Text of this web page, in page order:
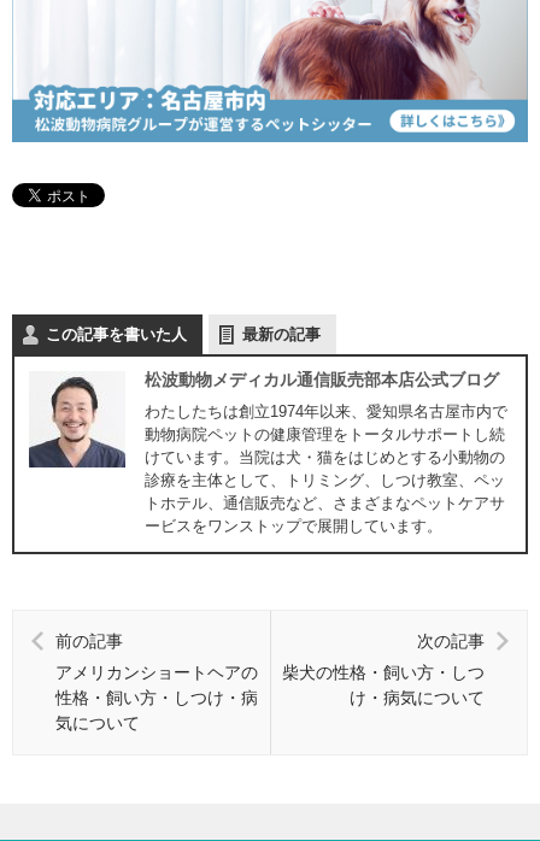
この記事を書いた人 最新の記事
松波動物メディカル通信販売部本店公式ブログ
わたしたちは創立1974年以来、愛知県名古屋市内で
動物病院ペットの健康管理をトータルサポートし続
けています。当院は犬・猫をはじめとする小動物の
診療を主体として、トリミング、しつけ教室、ペッ
トホテル、通信販売など、さまざまなペットケアサ
ービスをワンストップで展開しています。
前の記事
アメリカンショートヘアの
性格・飼い方・しつけ・病
気について
次の記事
柴犬の性格・飼い方・しつ
け・病気について